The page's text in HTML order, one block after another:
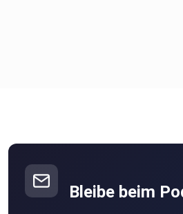
Bleibe beim